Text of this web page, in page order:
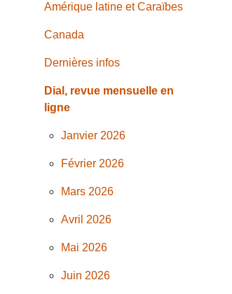
Amérique latine et Caraïbes
Canada
Dernières infos
Dial, revue mensuelle en
ligne
Janvier 2026
Février 2026
Mars 2026
Avril 2026
Mai 2026
Juin 2026